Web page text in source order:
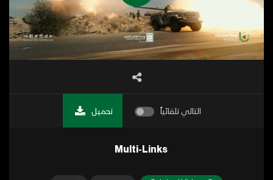
التالي تلقائياً تحميل
Multi-Links